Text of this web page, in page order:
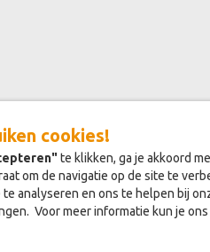
cookies!
te klikken, ga je akkoord
om de navigatie op de site te
analyseren en ons te helpen bij
Voor meer informatie kun je ons